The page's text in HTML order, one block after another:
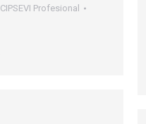
CIPSEVI Profesional